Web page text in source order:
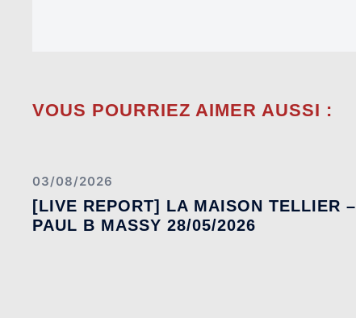
VOUS POURRIEZ AIMER AUSSI :
03/08/2026
[LIVE REPORT] LA MAISON TELLIER –
PAUL B MASSY 28/05/2026